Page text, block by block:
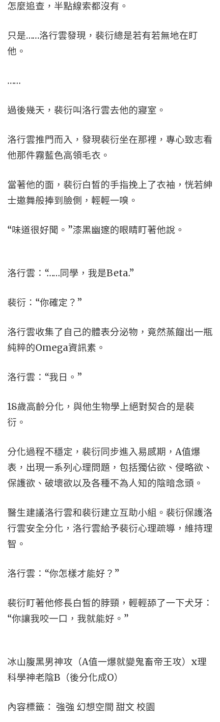
怎麼追查，半點線索都沒有。
只是……洛行雲發現，裴衍總是若有若無地在盯
他。
……
過後幾天，裴衍叫洛行雲去他的寢室。
洛行雲推門而入，發現裴衍坐在那裡，專心致志看
他那件霧藍色高領毛衣。
當著他的面，裴衍白皙的手指挽上了衣袖，恍若紳
士邀舞般捧到臉側，輕輕一嗅。
“味道很好聞。”漆黑幽邃的眼睛盯著他說。
洛行雲：“……同學，我是Beta.”
裴衍：“你確定？”
洛行雲收集了自己的體表分泌物，竟然蒸餾出一瓶
純粹的Omega資訊素。
洛行雲：“我日。”
18歲高齡分化，與他生物學上絕對契合的是裴
衍。
分化過程不穩定，裴衍同步進入易感期，A值爆
表，出現一系列心理問題，包括獨佔欲、侵略欲、
保護欲、破壞欲以及各種不為人知的陰暗念頭。
醫生建議洛行雲和裴衍建立互助小組。裴衍保護洛
行雲安全分化，洛行雲給予裴衍心理疏導，維持理
智。
洛行雲：“你怎樣才能好？”
裴衍盯著他修長白皙的脖頸，輕輕舔了一下犬牙：
“你讓我咬一口，我就能好。”
冰山腹黑男神攻（A值一爆就變鬼畜帝王攻）x理
科學神老陰B（後分化成O）
內容標籤： 強強 幻想空間 甜文 校園